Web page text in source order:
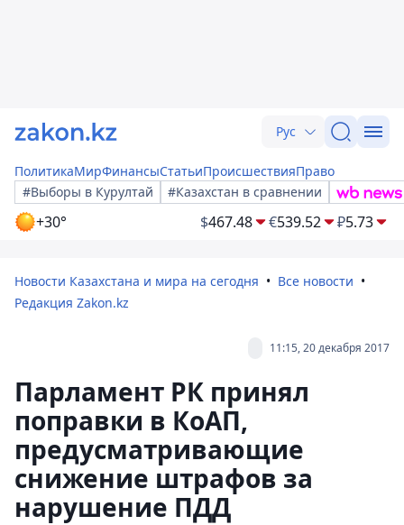
Рус
ПолитикаМирФинансыСтатьиПроисшествияПраво
#Выборы в Курултай
#Казахстан в сравнении
+30° $467.48 €539.52 ₽5.73
Новости Казахстана и мира на сегодня
Все новости
Редакция Zakon.kz
11:15, 20 декабря 2017
Парламент РК принял
поправки в КоАП,
предусматривающие
снижение штрафов за
нарушение ПДД